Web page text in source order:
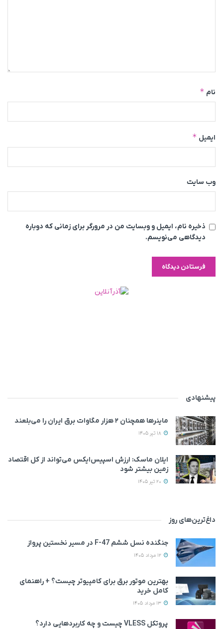
نام *
ایمیل *
وب‌ سایت
ذخیره نام، ایمیل و وبسایت من در مرورگر برای زمانی که دوباره
دیدگاهی می‌نویسم.
پیشنهادی
ماینرها همچنان ۲ هزار مگاوات برق ایران را می‌بلعند
ایلان ماسک: ارزش اسپیس‌ایکس می‌تواند از کل اقتصاد
زمین بیشتر شود
داغ‌ترین‌های روز
جنگنده نسل ششم F-47 در مسیر نخستین پرواز
بهترین موتور برق برای کامپیوتر چیست؟ + راهنمای
کامل خرید
پروتکل VLESS چیست و چه کاربردهایی دارد؟